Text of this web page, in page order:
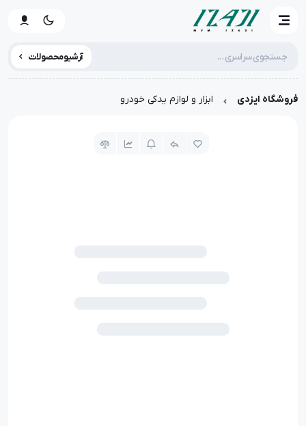
آرشیو محصولات
فروشگاه ایزدی ابزار و لوازم یدکی خودرو